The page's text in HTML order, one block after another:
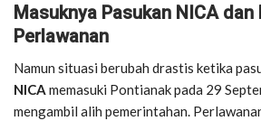
Masuknya Pasukan NICA dan
Perlawanan
Namun situasi berubah drastis ketika
NICA memasuki Pontianak pada 29
mengambil alih pemerintahan.